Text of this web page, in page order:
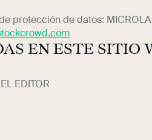
protección de datos:
EN ESTE SITIO
EDITOR